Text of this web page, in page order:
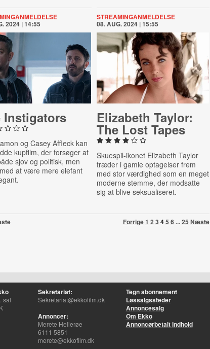
2024 | 14:55
In­stig­at­ors
og Casey Affleck kan
kupfilm, der forsøger at
sjov og politisk, men
at være mere elefant
STREAMINGANMELDELSE
08. AUG. 2024 | 15:55
Elizabeth Taylor:
The Lost Tapes
Skuespil-ikonet Elizabeth Taylor
træder i gamle optagelser frem
med stor værdighed som en meget
moderne stemme, der modsatte
sig at blive seksualiseret.
Forrige1 2 3 45 6...25 Næste
sal
Sekretariat:
Sekretariat@ekkofilm.dk
Annoncer:
Merete Hellerøe
6111 5851
merete@ekkofilm.dk
Tegn abonnement
Løssalgssteder
Annoncesalg
Om Ekko
Annoncørbetalt indhold